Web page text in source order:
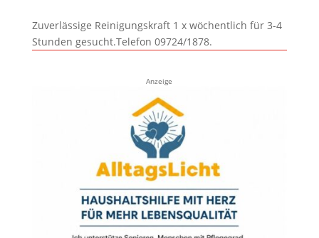
Zuverlässige Reinigungskraft 1 x wöchentlich für 3-4
Stunden gesucht.Telefon 09724/1878.
Anzeige